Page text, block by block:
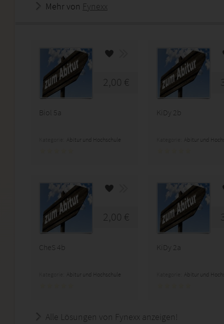
Mehr von Fynexx
2,00 €
Biol 5a
Abitur und Hochschule
KiDy 2b
Abitur und
2,00 €
CheS 4b
Abitur und Hochschule
KiDy 2a
Abitur und
Alle Lösungen von Fynexx anzeigen!